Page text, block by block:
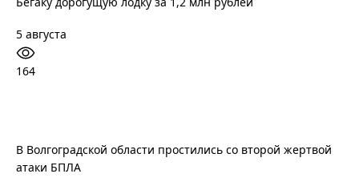
5 августа
164
В Волгоградской области простились со второй жертвой
атаки БПЛА